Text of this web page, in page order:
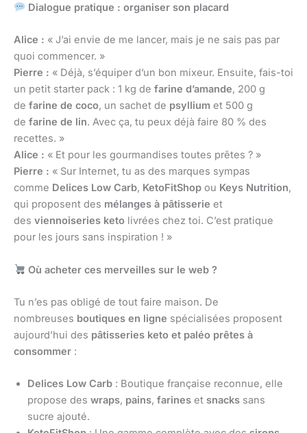
Dialogue pratique : organiser son placard
Alice : « J’ai envie de me lancer, mais je ne sais pas par
quoi commencer. »
Pierre : « Déjà, s’équiper d’un bon mixeur. Ensuite, fais-toi
un petit starter pack : 1 kg de farine d’amande, 200 g
de farine de coco, un sachet de psyllium et 500 g
de farine de lin. Avec ça, tu peux déjà faire 80 % des
recettes. »
Alice : « Et pour les gourmandises toutes prêtes ? »
Pierre : « Sur Internet, tu as des marques sympas
comme Delices Low Carb, KetoFitShop ou Keys Nutrition,
qui proposent des mélanges à pâtisserie et
des viennoiseries keto livrées chez toi. C’est pratique
pour les jours sans inspiration ! »
Où acheter ces merveilles sur le web ?
Tu n’es pas obligé de tout faire maison. De
nombreuses boutiques en ligne spécialisées proposent
aujourd’hui des pâtisseries keto et paléo prêtes à
consommer :
Delices Low Carb : Boutique française reconnue, elle
propose des wraps, pains, farines et snacks sans
sucre ajouté.